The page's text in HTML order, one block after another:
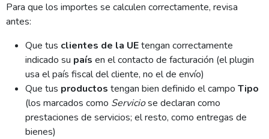
Para que los importes se calculen correctamente, revisa
antes:
Que tus clientes de la UEtengan correctamente
indicado su país en el contacto de facturación (el plugin
usa el país fiscal del cliente, no el de envío)
Que tus productos tengan bien definido el campo Tipo
(los marcados como Serviciose declaran como
prestaciones de servicios; el resto, como entregas de
bienes)